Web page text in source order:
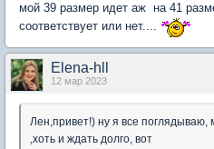
мой 39 размер идет аж на 41
соответствует или нет....
Elena-hll
12 мар 2023
Лен,привет!) ну я все
,хоть и ждать долго, вот